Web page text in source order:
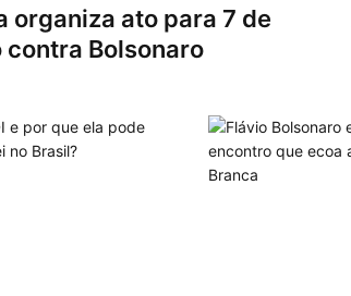
e
b
o
l
e
st
e
dI
n
e
organiza ato para 7 de
contra Bolsonaro